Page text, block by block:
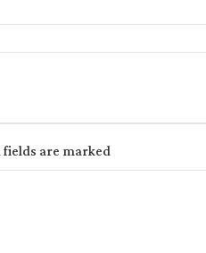
are marked